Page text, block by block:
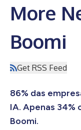
More
Boomi
Get RSS Feed
86% das
IA. Apenas 34%
Boomi.